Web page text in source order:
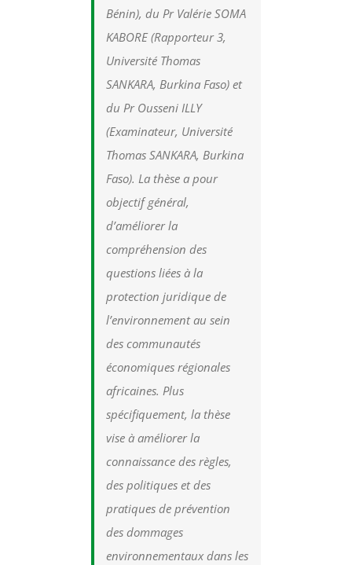
Bénin), du Pr Valérie SOMA
KABORE (Rapporteur 3,
Université Thomas
SANKARA, Burkina Faso) et
du Pr Ousseni ILLY
(Examinateur, Université
Thomas SANKARA, Burkina
Faso). La thèse a pour
objectif général,
d’améliorer la
compréhension des
questions liées à la
protection juridique de
l’environnement au sein
des communautés
économiques régionales
africaines. Plus
spécifiquement, la thèse
vise à améliorer la
connaissance des règles,
des politiques et des
pratiques de prévention
des dommages
environnementaux dans les